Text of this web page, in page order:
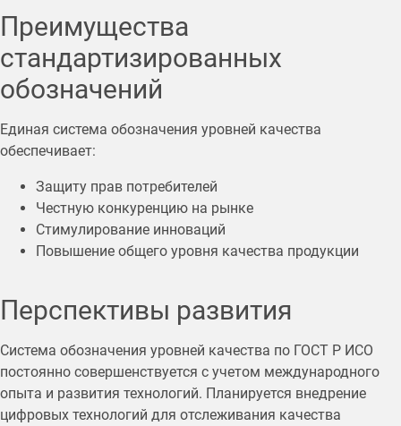
Преимущества
стандартизированных
обозначений
Единая система обозначения уровней качества
обеспечивает:
Защиту прав потребителей
Честную конкуренцию на рынке
Стимулирование инноваций
Повышение общего уровня качества продукции
Перспективы развития
Система обозначения уровней качества по ГОСТ Р ИСО
постоянно совершенствуется с учетом международного
опыта и развития технологий. Планируется внедрение
цифровых технологий для отслеживания качества